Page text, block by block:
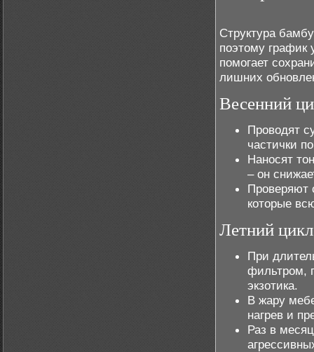
Структура
поэтому график
помогает
лишних
Весенний
Проводят
частички
Наносят
– он
Проверяют
которые
Летний цикл
При
фильтром,
экзотика.
В жару
нагрев и
Раз в